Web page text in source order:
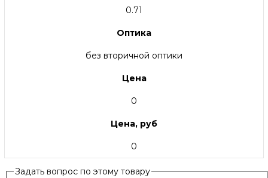
0.71
Оптика
без вторичной оптики
Цена
0
Цена, руб
0
Задать вопрос по этому товару